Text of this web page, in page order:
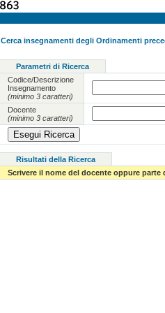
Cerca insegnamenti degli Ordinamenti
Parametri di Ricerca
Codice/Descrizione
Insegnamento
(minimo 3 caratteri)
Docente
(minimo 3 caratteri)
Risultati della Ricerca
Scrivere il nome del docente oppure